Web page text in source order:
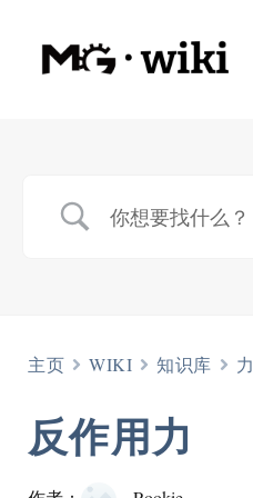
主页 WIKI 知识库 力
反作用力